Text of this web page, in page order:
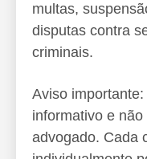
multas,
disputas contra
criminais.
Aviso
informativo e
advogado. Cada